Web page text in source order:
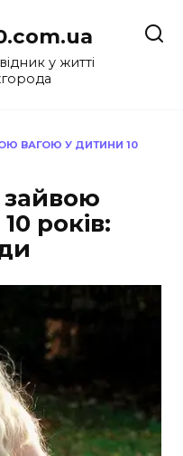
у житті
ВАГОЮ У ДИТИНИ 10
зайвою
років: